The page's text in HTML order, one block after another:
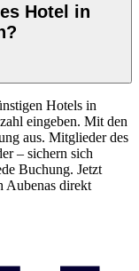
Hotel in
Hotels in
eingeben. Mit den
aus. Mitglieder des
– sichern sich
Buchung. Jetzt
Aubenas direkt